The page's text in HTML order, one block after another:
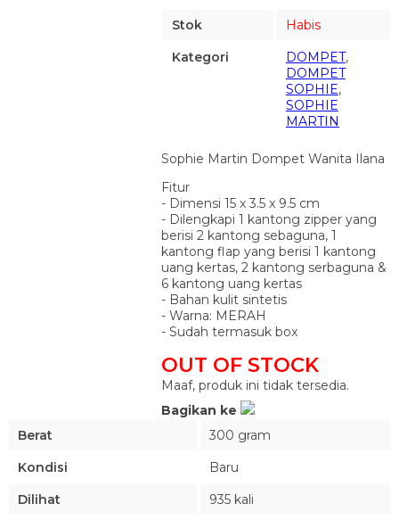
Stok
Habis
Kategori
DOMPET,
DOMPET
SOPHIE,
SOPHIE
MARTIN
Sophie Martin Dompet Wanita Ilana
Fitur
- Dimensi 15 x 3.5 x 9.5 cm
- Dilengkapi 1 kantong zipper yang
berisi 2 kantong sebaguna, 1
kantong flap yang berisi 1 kantong
uang kertas, 2 kantong serbaguna &
6 kantong uang kertas
- Bahan kulit sintetis
- Warna: MERAH
- Sudah termasuk box
OUT OF STOCK
Maaf, produk ini tidak tersedia.
Bagikan ke
Berat
300 gram
Kondisi
Baru
Dilihat
935 kali